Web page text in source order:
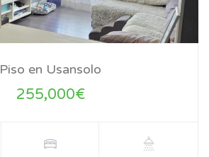
Piso en Usansolo
255,000€